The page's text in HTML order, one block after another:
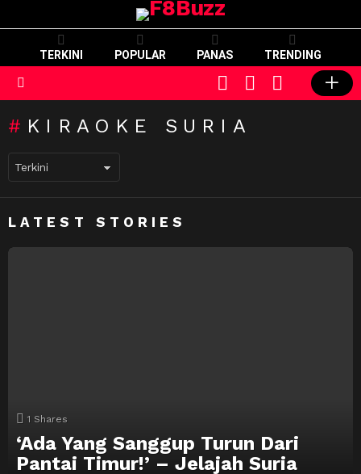
TERKINI POPULAR PANAS TRENDING
SWITCH
SKIN
CART LOGIN
KIRAOKE SURIA
LATEST STORIES
1 Shares
‘Ada Yang Sanggup Turun Dari
Pantai Timur!’ – Jelajah Suria